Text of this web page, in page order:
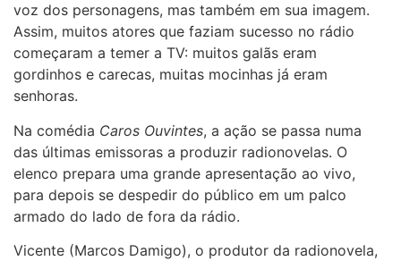
voz dos personagens, mas também em sua imagem.
Assim, muitos atores que faziam sucesso no rádio
começaram a temer a TV: muitos galãs eram
gordinhos e carecas, muitas mocinhas já eram
senhoras.
Na comédia Caros Ouvintes, a ação se passa numa
das últimas emissoras a produzir radionovelas. O
elenco prepara uma grande apresentação ao vivo,
para depois se despedir do público em um palco
armado do lado de fora da rádio.
Vicente (Marcos Damigo), o produtor da radionovela,